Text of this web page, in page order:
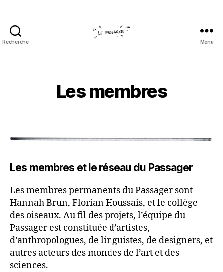
Recherche Menu
Les membres
Les membres et le réseau du Passager
Les membres permanents du Passager sont
Hannah Brun, Florian Houssais, et le collège
des oiseaux. Au fil des projets, l’équipe du
Passager est constituée d’artistes,
d’anthropologues, de linguistes, de designers, et
autres acteurs des mondes de l’art et des
sciences.